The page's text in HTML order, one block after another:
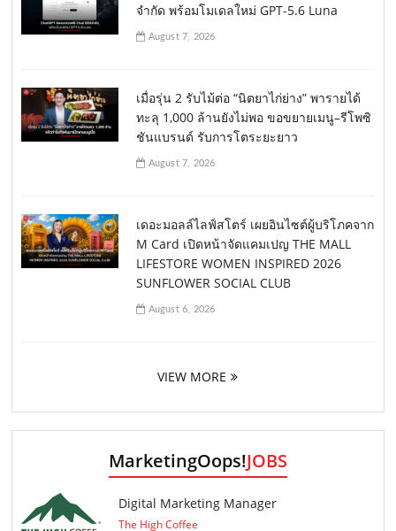
จำกัด พร้อมโมเดลใหม่ GPT-5.6 Luna
August 7, 2026
เมื่อรุ่น 2 รับไม้ต่อ “นิตยาไก่ย่าง” พารายได้
ทะลุ 1,000 ล้านยังไม่พอ ขอขยายเมนู–รีโพซิ
ชันแบรนด์ รับการโตระยะยาว
August 7, 2026
เดอะมอลล์ไลฟ์สโตร์ เผยอินไซต์ผู้บริโภคจาก
M Card เปิดหน้าจัดแคมเปญ THE MALL
LIFESTORE WOMEN INSPIRED 2026
SUNFLOWER SOCIAL CLUB
August 6, 2026
VIEW MORE
MarketingOops!JOBS
Digital Marketing Manager
The High Coffee